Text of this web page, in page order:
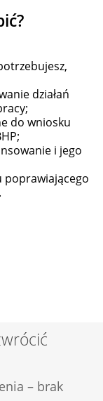
działań
do wniosku
i jego
poprawiającego
– brak